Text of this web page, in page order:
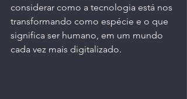
considerar como a tecnologia está nos
transformando como espécie e o que
significa ser humano, em um mundo
cada vez mais digitalizado.